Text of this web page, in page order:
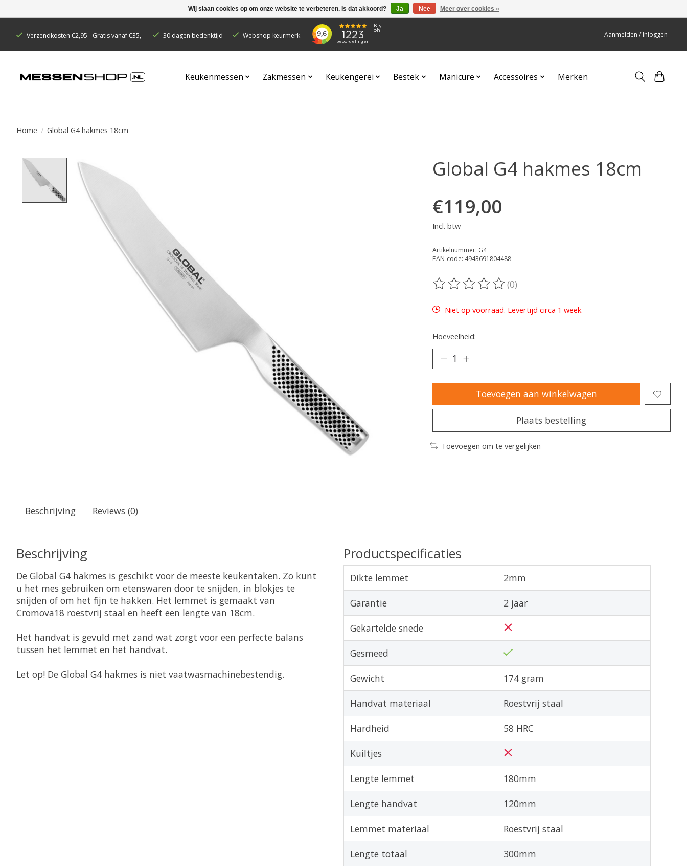
Verzendkosten €2,95 - Gratis vanaf €35,- 30 dagen bedenktijd Webshop keurmerk Aanmelden / Inloggen
Keukenmessen Zakmessen Keukengerei Bestek Manicure Accessoires Merken
Home / Global G4 hakmes 18cm
Product image slideshow Items
Global G4 hakmes 18cm
€119,00
Incl. btw
Artikelnummer: G4
EAN-code: 4943691804488
De beoordeling van dit product is
(0)
Niet op voorraad. Levertijd circa 1 week.
Hoeveelheid:
Toevoegen aan winkelwagen
Plaats bestelling
Toevoegen om te vergelijken
Beschrijving Reviews (0)
Beschrijving
De Global G4 hakmes is geschikt voor de meeste keukentaken. Zo kunt
u het mes gebruiken om etenswaren door te snijden, in blokjes te
snijden of om het fijn te hakken. Het lemmet is gemaakt van
Cromova18 roestvrij staal en heeft een lengte van 18cm.
Het handvat is gevuld met zand wat zorgt voor een perfecte balans
tussen het lemmet en het handvat.
Let op! De Global G4 hakmes is niet vaatwasmachinebestendig.
Productspecificaties
Dikte lemmet 2mm
Garantie 2 jaar
Gekartelde snede
Gesmeed
Gewicht 174 gram
Handvat materiaal Roestvrij staal
Hardheid 58 HRC
Kuiltjes
Lengte lemmet 180mm
Lengte handvat 120mm
Lemmet materiaal Roestvrij staal
Lengte totaal 300mm
Wij slaan cookies op om onze website te verbeteren. Is dat akkoord? Ja Nee Meer over cookies »